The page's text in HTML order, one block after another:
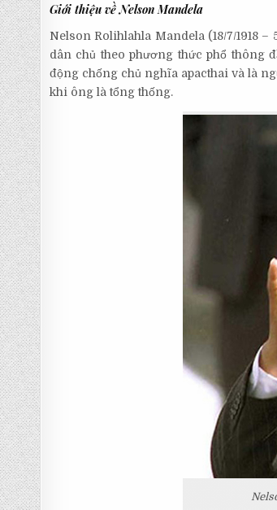
Giới thiệu về Nelson Mandela
Nelson Rolihlahla Mandela (18/7/1918
dân chủ theo phương thức phổ thông
động chống chủ nghĩa apacthai và là
khi ông là tổng thống.